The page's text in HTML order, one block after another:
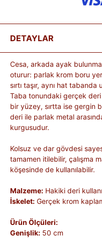
DETAYLAR
Cesa, arkada ayak
oturur: parlak krom boru
sırtı taşır, aynı hat
Taba tonundaki gerçek
bir yüzey, sırtta ise gergin
deri ile parlak metal
kurgusudur.
Kolsuz ve dar gövdesi
tamamen itilebilir, çalışma
köşesinde de kullanılabilir.
Malzeme: Hakiki deri
İskelet: Gerçek krom
Ürün Ölçüleri:
Genişlik: 50 cm